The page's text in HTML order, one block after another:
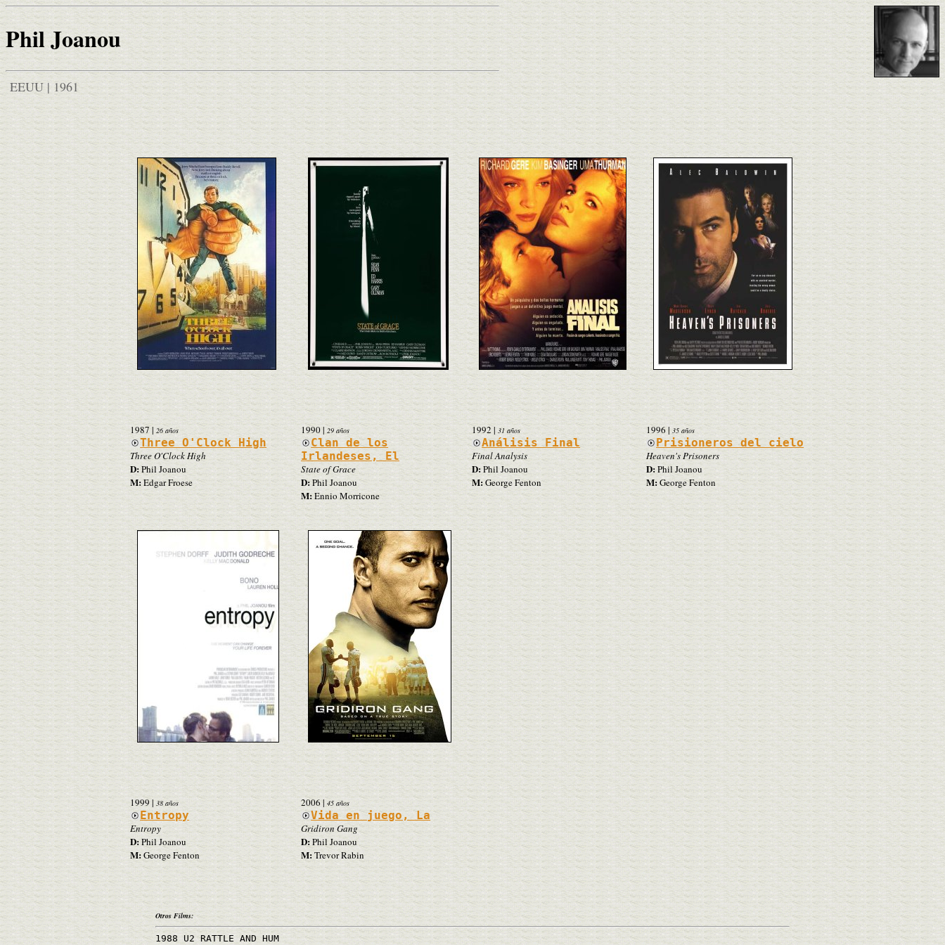
Phil Joanou
EEUU | 1961
1987 | 26 años
Three O'Clock High
Three O'Clock High
D:Phil Joanou
M:Edgar Froese
1990|29 años
Clan de los
Irlandeses, El
State of Grace
D:Phil Joanou
M:Ennio Morricone
1992 | 31 años
Análisis Final
Final Analysis
D:Phil Joanou
M:George Fenton
1996 | 35 años
Prisioneros del cielo
Heaven's Prisoners
D:Phil Joanou
M:George Fenton
1999 | 38 años
Entropy
Entropy
D:Phil Joanou
M:George Fenton
2006|45 años
Vida en juego, La
Gridiron Gang
D:Phil Joanou
M: Trevor Rabin
Otros Films:
1988 U2 RATTLE AND HUM